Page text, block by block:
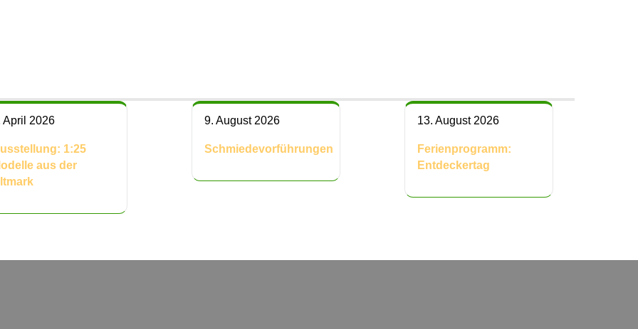
April 2026
1:25
aus der
9. August 2026
Schmiedevorführungen
13. August 2026
Ferienprogramm:
Entdeckertag